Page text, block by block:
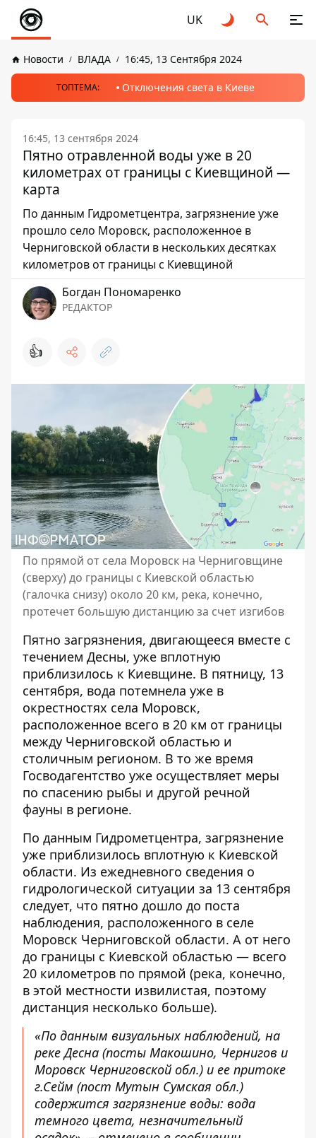
UK
Новости ВЛАДА 16:45, 13 Сентября 2024
ТОПТЕМА: Отключения света в Киеве
16:45, 13 сентября 2024
Пятно отравленной воды уже в 20
километрах от границы с Киевщиной —
карта
По данным Гидрометцентра, загрязнение уже
прошло село Моровск, расположенное в
Черниговской области в нескольких десятках
километров от границы с Киевщиной
Богдан Пономаренко
РЕДАКТОР
👍
По прямой от села Моровск на Черниговщине
(сверху) до границы с Киевской областью
(галочка снизу) около 20 км, река, конечно,
протечет большую дистанцию ​​за счет изгибов
Пятно загрязнения, двигающееся вместе с
течением Десны, уже вплотную
приблизилось к Киевщине. В пятницу, 13
сентября, вода потемнела уже в
окрестностях села Моровск,
расположенное всего в 20 км от границы
между Черниговской областью и
столичным регионом. В то же время
Госводагентство уже осуществляет меры
по спасению рыбы и другой речной
фауны в регионе.
По данным Гидрометцентра, загрязнение
уже приблизилось вплотную к Киевской
области. Из ежедневного сведения о
гидрологической ситуации за 13 сентября
следует, что пятно дошло до поста
наблюдения, расположенного в селе
Моровск Черниговской области. А от него
до границы с Киевской областью — всего
20 километров по прямой (река, конечно,
в этой местности извилистая, поэтому
дистанция несколько больше).
«По данным визуальных наблюдений, на
реке Десна (посты Макошино, Чернигов и
Моровск Черниговской обл.) и ее притоке
г.Сейм (пост Мутын Сумская обл.)
содержится загрязнение воды: вода
темного цвета, незначительный